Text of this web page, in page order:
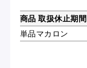
商品 取扱休止期間
単品マカロン